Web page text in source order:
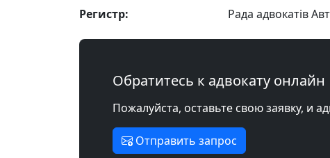
Регистр:
Рада адвокатів
Обратитесь к адвокату онлайн
Пожалуйста, оставьте свою заявку, и
Отправить запрос